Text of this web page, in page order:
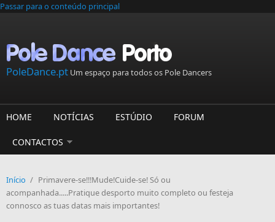
Passar para o conteúdo principal
PoleDance.pt Um espaço para todos os Pole Dancers
HOME NOTÍCIAS ESTÚDIO FORUM
CONTACTOS
Início / Primavere-se!!!Mude!Cuide-se! Só ou
acompanhada.....Pratique desporto muito completo ou festeja
connosco as tuas datas mais importantes!